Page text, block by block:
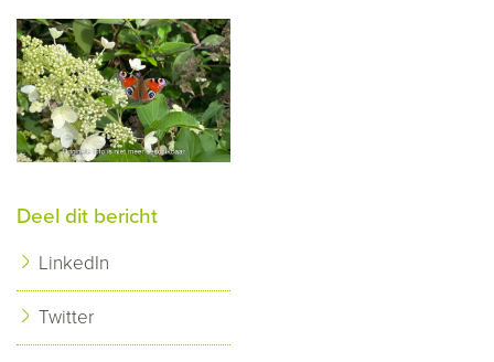
Deel dit bericht
LinkedIn
Twitter